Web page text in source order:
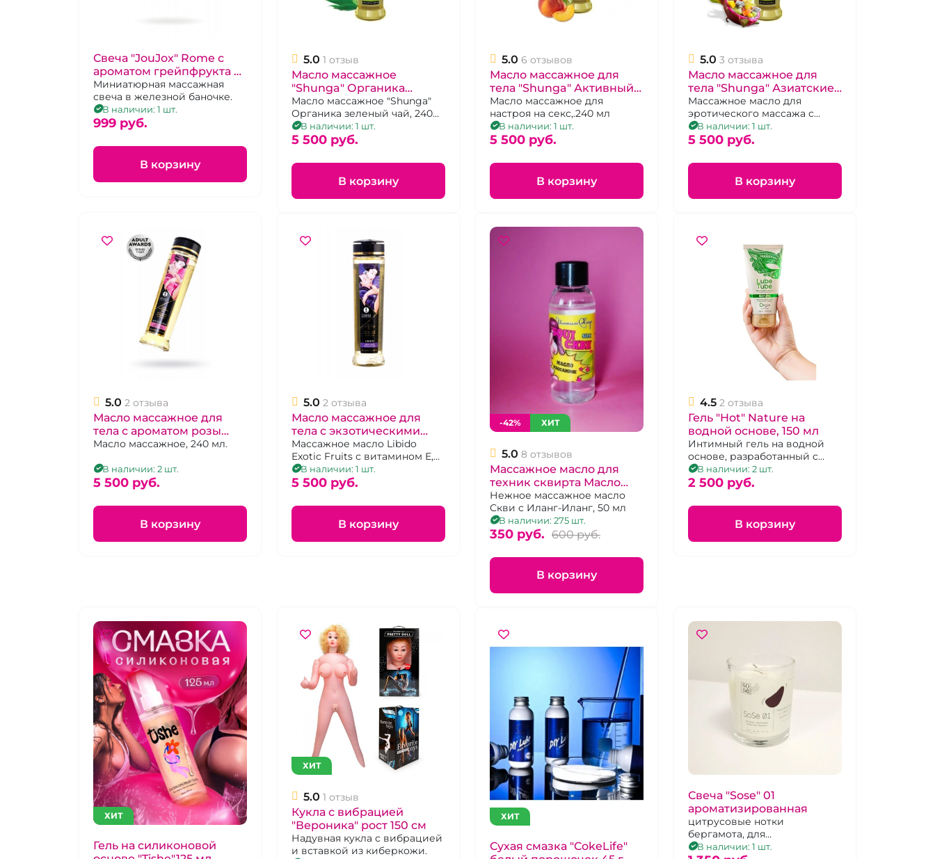
Свеча "JouJox" Rome с
ароматом грейпфрукта и
бергамота
Миниатюрная массажная
свеча в железной баночке.
В наличии: 1 шт.
999 pуб.
В корзину
5.0 1 отзыв
Масло массажное
"Shunga" Органика
зеленый чай, 240 мл
Масло массажное "Shunga"
Органика зеленый чай, 240
млВ наличии: 1 шт.
5 500 pуб.
В корзину
5.0 6 отзывов
Масло массажное для
тела "Shunga" Активный
персик 240 мл
Масло массажное для
настроя на секс,.240 мл
В наличии: 1 шт.
5 500 pуб.
В корзину
5.0 3 отзыва
Масло массажное для
тела "Shunga" Азиатские
нотки
Массажное масло для
эротического массажа с
незабываемыми нотками
Востока, 240 мл.
В наличии: 1 шт.
5 500 pуб.
В корзину
5.0 2 отзыва
Масло массажное для
тела с ароматом розы
"Shunga" Афродизия
Масло массажное, 240 мл.
В наличии: 2 шт.
5 500 pуб.
В корзину
5.0 2 отзыва
Масло массажное для
тела с экзотическими
фруктами "Shunga"
Инстинкт влечения
Массажное масло Libido
Exotic Fruits с витамином Е,
240 мл
В наличии: 1 шт.
5 500 pуб.
В корзину
-42% ХИТ
5.0 8 отзывов
Массажное масло для
техник сквирта Масло
Грешницы "Squi"
ИнтимХаус
Нежное массажное масло
Скви с Иланг-Иланг, 50 мл
В наличии: 275 шт.
350 pуб. 600 pуб.
В корзину
4.5 2 отзыва
Гель "Hot" Nature на
водной основе, 150 мл
Интимный гель на водной
основе, разработанный с
помощью натуральных
компонентов
В наличии: 2 шт.
2 500 pуб.
В корзину
ХИТ
Гель на силиконовой
ХИТ
5.0 1 отзыв
Кукла с вибрацией
"Вероника" рост 150 см
Надувная кукла с вибрацией
и вставкой из киберкожи.
ХИТ
Сухая смазка "CokeLife"
Свеча "Sose" 01
ароматизированная
цитрусовые нотки
бергамота, для
ароматизации помещения
В наличии: 1 шт.